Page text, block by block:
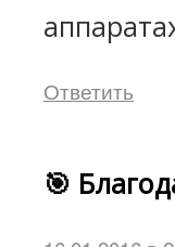
Ответить
🎯